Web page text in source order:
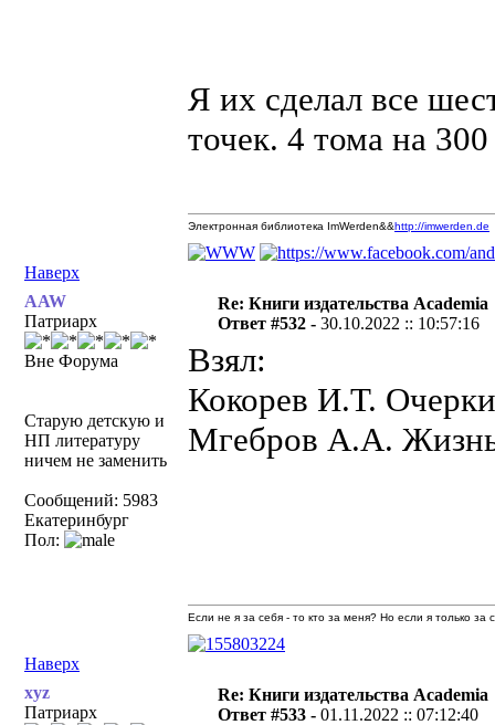
Я их сделал все
точек. 4 тома на
Наверх
Электронная библиотека ImWerden&&http://imwerden.de
AAW
Патриарх
Вне Форума
Старую детскую и
НП литературу
ничем не заменить
Сообщений: 5983
Екатеринбург
Пол:
Re: Книги издательства Academia
Ответ #532 -30.10.2022 :: 10:57:16
Взял:
Кокорев И.Т.
Мгебров А.А. Жизнь
Наверх
Если не я за себя - то кто за меня? Но если я только
xyz
Патриарх
Re: Книги издательства Academia
Ответ #533 -01.11.2022 :: 07:12:40